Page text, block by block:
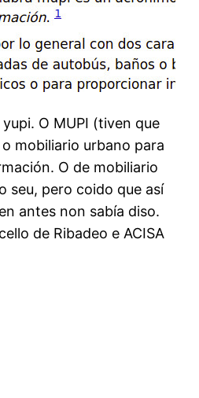
O MUPI (tiven que
mobiliario urbano para
O de mobiliario
seu, pero coido que así
antes non sabía diso.
de Ribadeo e ACISA